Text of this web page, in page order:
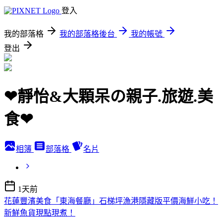
登入
我的部落格 我的部落格後台
我的帳號
登出
❤靜怡&大顆呆の親子.旅遊.美
食❤
相簿 部落格 名片
1天前
花蓮豐濱美食「東海餐廳」石梯坪漁港隱藏版平價海鮮小吃！
新鮮魚貨現點現煮！